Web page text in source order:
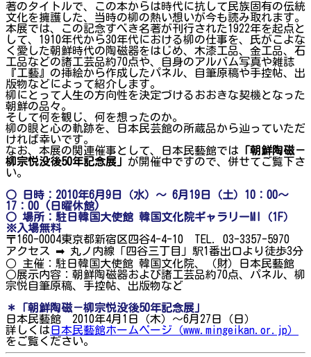
著のタイトルで、この本からは時代に抗して民族固有の伝統
文化を擁護した、当時の柳の熱い想いが今も読み取れます。
本展では、この記念すべき名著が刊行された1922年を起点と
して、1910年代から30年代における柳の仕事を、氏がこよな
く愛した朝鮮時代の陶磁器をはじめ、木漆工品、金工品、石
工品などの諸工芸品約70点や、自身のアルバム写真や雑誌
『工藝』の挿絵から作成したパネル、自筆原稿や手控帖、出
版物などによって紹介します。
柳にとって人生の方向性を決定づけるおおきな契機となった
朝鮮の品々。
そして何を観じ、何を想ったのか。
柳の眼と心の軌跡を、日本民芸館の所蔵品から辿っていただ
ければ幸いです。
なお、本展の関連催事として、日本民藝館では 「朝鮮陶磁－
柳宗悦没後50年記念展」 が開催中ですので、併せてご覧下さ
い。
○ 日時：2010年6月9日（水）～ 6月19日（土）10：00～
17：00 (日曜休館)
○ 場所：駐日韓国大使館 韓国文化院ギャラリーMI（1F）
※入場無料
〒160-0004東京都新宿区四谷4-4-10 TEL. 03-3357-5970
アクセス ➡ 丸ノ内線「四谷三丁目」駅1番出口より徒歩3分
○ 主催：駐日韓国大使館 韓国文化院、（財）日本民藝館
○展示内容：朝鮮陶磁器および諸工芸品約70点、パネル、柳
宗悦自筆原稿、手控帖、出版物など
＊「朝鮮陶磁－柳宗悦没後50年記念展」
日本民藝館 2010年4月1日（木）～6月27日（日）
詳しくは日本民藝館ホームページ（www.mingeikan.or.jp）
をご覧ください。